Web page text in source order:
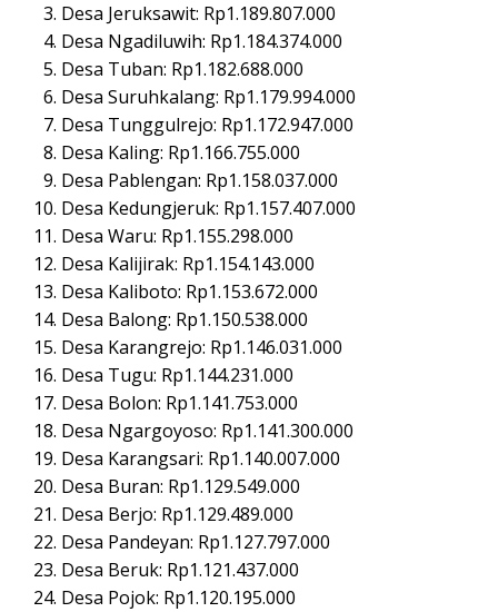
Desa Jeruksawit: Rp1.189.807.000
Desa Ngadiluwih: Rp1.184.374.000
Desa Tuban: Rp1.182.688.000
Desa Suruhkalang: Rp1.179.994.000
Desa Tunggulrejo: Rp1.172.947.000
Desa Kaling: Rp1.166.755.000
Desa Pablengan: Rp1.158.037.000
Desa Kedungjeruk: Rp1.157.407.000
Desa Waru: Rp1.155.298.000
Desa Kalijirak: Rp1.154.143.000
Desa Kaliboto: Rp1.153.672.000
Desa Balong: Rp1.150.538.000
Desa Karangrejo: Rp1.146.031.000
Desa Tugu: Rp1.144.231.000
Desa Bolon: Rp1.141.753.000
Desa Ngargoyoso: Rp1.141.300.000
Desa Karangsari: Rp1.140.007.000
Desa Buran: Rp1.129.549.000
Desa Berjo: Rp1.129.489.000
Desa Pandeyan: Rp1.127.797.000
Desa Beruk: Rp1.121.437.000
Desa Pojok: Rp1.120.195.000